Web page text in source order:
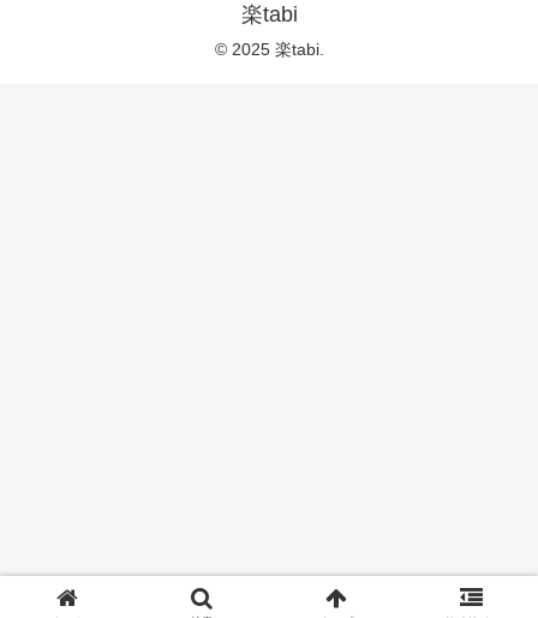
楽tabi
© 2025 楽tabi.